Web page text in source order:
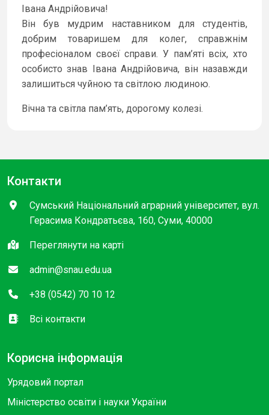
Івана Андрійовича!
Він був мудрим наставником для студентів,
добрим товаришем для колег, справжнім
професіоналом своєї справи. У пам’яті всіх, хто
особисто знав Івана Андрійовича, він назавжди
залишиться чуйною та світлою людиною.
Вічна та світла пам’ять, дорогому колезі.
Контакти
Сумський Національний аграрний університет, вул.
Герасима Кондратьєва, 160, Суми, 40000
Переглянути на карті
admin@snau.edu.ua
+38 (0542) 70 10 12
Всі контакти
Корисна інформація
Урядовий портал
Міністерство освіти і науки України